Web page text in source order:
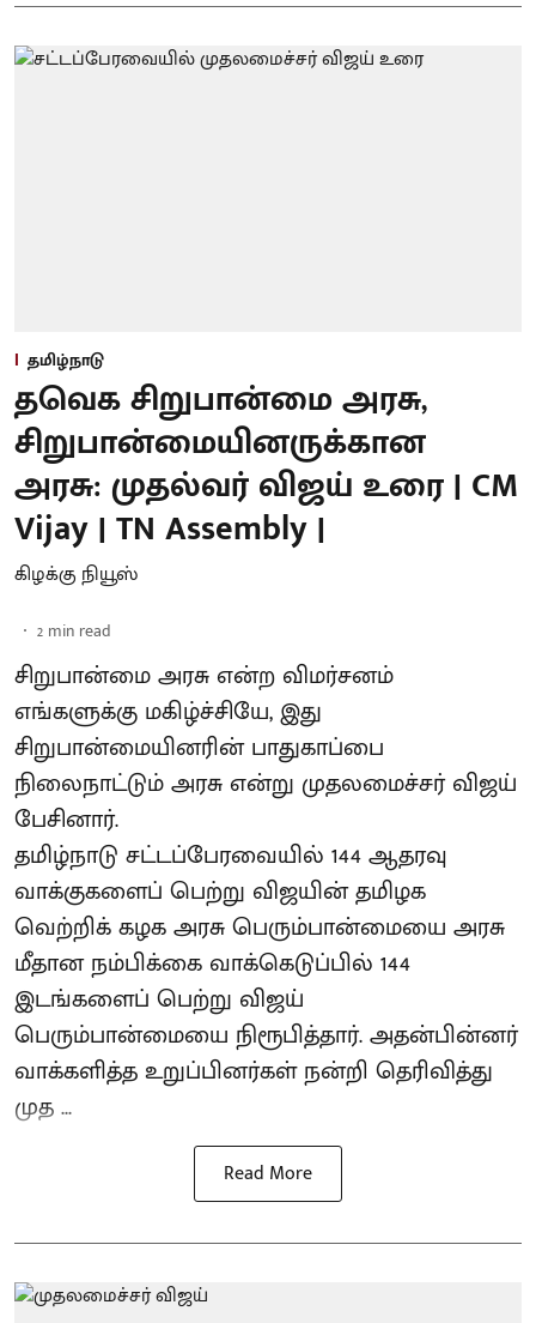
தமிழ்நாடு
தவெக சிறுபான்மை அரசு,
சிறுபான்மையினருக்கான
அரசு: முதல்வர் விஜய் உரை | CM
Vijay | TN Assembly |
கிழக்கு நியூஸ்
2 min read
சிறுபான்மை அரசு என்ற விமர்சனம்
எங்களுக்கு மகிழ்ச்சியே, இது
சிறுபான்மையினரின் பாதுகாப்பை
நிலைநாட்டும் அரசு என்று முதலமைச்சர் விஜய்
பேசினார்.
தமிழ்நாடு சட்டப்பேரவையில் 144 ஆதரவு
வாக்குகளைப் பெற்று விஜயின் தமிழக
வெற்றிக் கழக அரசு பெரும்பான்மையை அரசு
மீதான நம்பிக்கை வாக்கெடுப்பில் 144
இடங்களைப் பெற்று விஜய்
பெரும்பான்மையை நிரூபித்தார். அதன்பின்னர்
வாக்களித்த உறுப்பினர்கள் நன்றி தெரிவித்து
முத ...
Read More